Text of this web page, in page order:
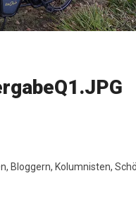
Bloggern, Kolumnisten,